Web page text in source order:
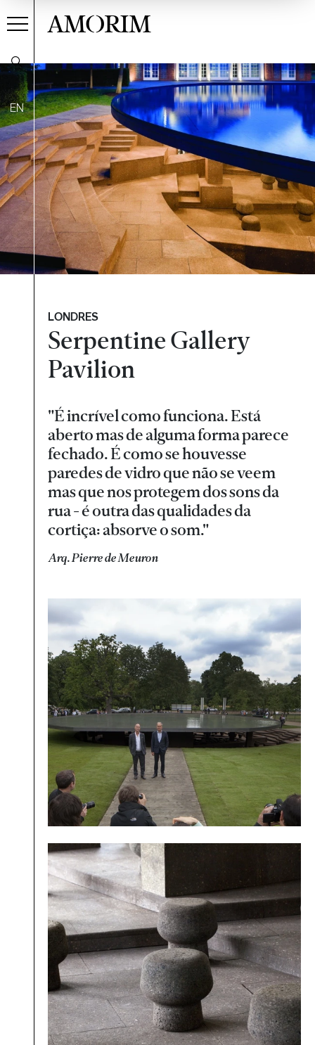
EN
AMORIM
LONDRES
Serpentine Gallery
Pavilion
"É incrível como funciona. Está
aberto mas de alguma forma parece
fechado. É como se houvesse
paredes de vidro que não se veem
mas que nos protegem dos sons da
rua - é outra das qualidades da
cortiça: absorve o som."
Arq. Pierre de Meuron